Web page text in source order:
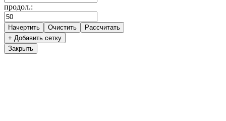
продол.:
+ Добавить сетку
Закрыть